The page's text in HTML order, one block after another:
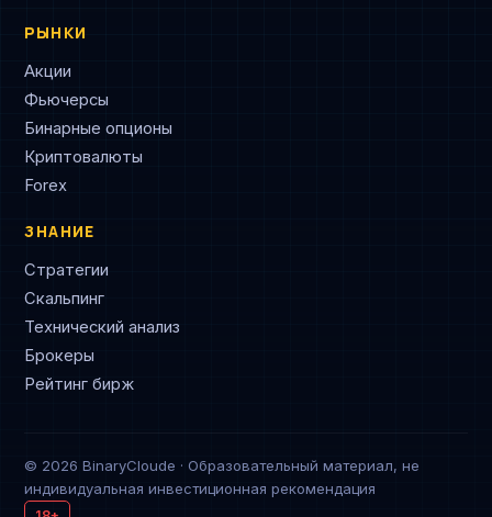
РЫНКИ
Акции
Фьючерсы
Бинарные опционы
Криптовалюты
Forex
ЗНАНИЕ
Стратегии
Скальпинг
Технический анализ
Брокеры
Рейтинг бирж
© 2026 BinaryCloude · Образовательный материал, не
индивидуальная инвестиционная рекомендация